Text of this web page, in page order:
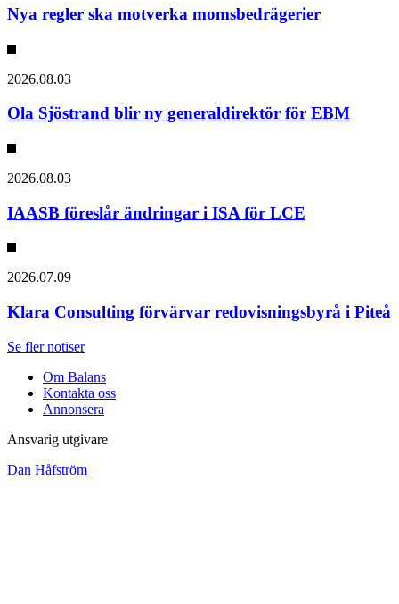
Nya regler ska motverka momsbedrägerier
2026.08.03
Ola Sjöstrand blir ny generaldirektör för EBM
2026.08.03
IAASB föreslår ändringar i ISA för LCE
2026.07.09
Klara Consulting förvärvar redovisningsbyrå i Piteå
Se fler notiser
Om Balans
Kontakta oss
Annonsera
Ansvarig utgivare
Dan Håfström